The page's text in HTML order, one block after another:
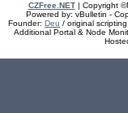
CZFree.NET| Copyright
Powered by: vBulletin -
Founder: Deu / original
Additional Portal & Node